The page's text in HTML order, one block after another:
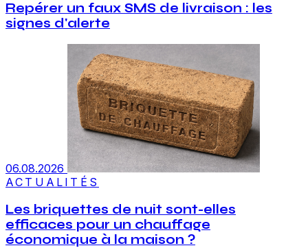
Repérer un faux SMS de livraison : les
signes d'alerte
06.08.2026
ACTUALITÉS
Les briquettes de nuit sont-elles
efficaces pour un chauffage
économique à la maison ?